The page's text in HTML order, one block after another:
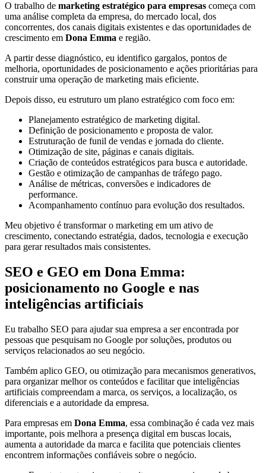
O trabalho de marketing estratégico para empresas começa com
uma análise completa da empresa, do mercado local, dos
concorrentes, dos canais digitais existentes e das oportunidades de
crescimento em Dona Emma e região.
A partir desse diagnóstico, eu identifico gargalos, pontos de
melhoria, oportunidades de posicionamento e ações prioritárias para
construir uma operação de marketing mais eficiente.
Depois disso, eu estruturo um plano estratégico com foco em:
Planejamento estratégico de marketing digital.
Definição de posicionamento e proposta de valor.
Estruturação de funil de vendas e jornada do cliente.
Otimização de site, páginas e canais digitais.
Criação de conteúdos estratégicos para busca e autoridade.
Gestão e otimização de campanhas de tráfego pago.
Análise de métricas, conversões e indicadores de
performance.
Acompanhamento contínuo para evolução dos resultados.
Meu objetivo é transformar o marketing em um ativo de
crescimento, conectando estratégia, dados, tecnologia e execução
para gerar resultados mais consistentes.
SEO e GEO em Dona Emma:
posicionamento no Google e nas
inteligências artificiais
Eu trabalho SEO para ajudar sua empresa a ser encontrada por
pessoas que pesquisam no Google por soluções, produtos ou
serviços relacionados ao seu negócio.
Também aplico GEO, ou otimização para mecanismos generativos,
para organizar melhor os conteúdos e facilitar que inteligências
artificiais compreendam a marca, os serviços, a localização, os
diferenciais e a autoridade da empresa.
Para empresas em Dona Emma, essa combinação é cada vez mais
importante, pois melhora a presença digital em buscas locais,
aumenta a autoridade da marca e facilita que potenciais clientes
encontrem informações confiáveis sobre o negócio.